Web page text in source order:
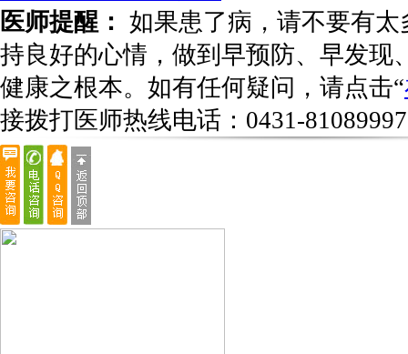
医师提醒： 如果患了病，请不要有
持良好的心情，做到早预防、早发现
健康之根本。如有任何疑问，请点击“
接拨打医师热线电话： 0431-81089997